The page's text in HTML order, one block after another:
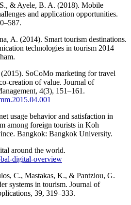
& Ayele, B. A. (2018). Mobile
and application opportunities.
A. (2014). Smart tourism destinations.
technologies in tourism 2014
SoCoMo marketing for travel
creation of value. Journal of
4(3), 151–161.
usage behavior and satisfaction in
among foreign tourists in Koh
Bangkok: Bangkok University.
around the world.
digital-overview
C., Mastakas, K., & Pantziou, G.
systems in tourism. Journal of
39, 319–333.